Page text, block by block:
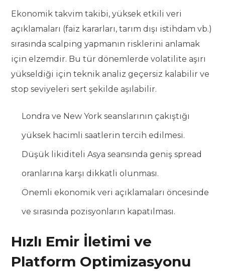
Ekonomik takvim takibi, yüksek etkili veri
açıklamaları (faiz kararları, tarım dışı istihdam vb.)
sırasında scalping yapmanın risklerini anlamak
için elzemdir. Bu tür dönemlerde volatilite aşırı
yükseldiği için teknik analiz geçersiz kalabilir ve
stop seviyeleri sert şekilde aşılabilir.
Londra ve New York seanslarının çakıştığı
yüksek hacimli saatlerin tercih edilmesi.
Düşük likiditeli Asya seansında geniş spread
oranlarına karşı dikkatli olunması.
Önemli ekonomik veri açıklamaları öncesinde
ve sırasında pozisyonların kapatılması.
Hızlı Emir İletimi ve
Platform Optimizasyonu